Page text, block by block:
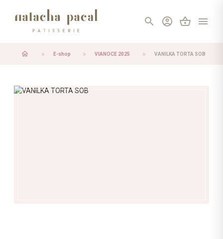
search account_circle shopping_basket menu
home E-shop VIANOCE 2025 VANILKA TORTA SOB